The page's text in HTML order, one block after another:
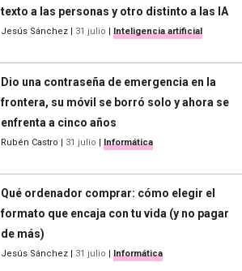
texto a las personas y otro distinto a las IA
Jesús Sánchez | 31 julio | Inteligencia artificial
Dio una contraseña de emergencia en la
frontera, su móvil se borró solo y ahora se
enfrenta a cinco años
Rubén Castro | 31 julio | Informática
Qué ordenador comprar: cómo elegir el
formato que encaja con tu vida (y no pagar
de más)
Jesús Sánchez | 31 julio | Informática